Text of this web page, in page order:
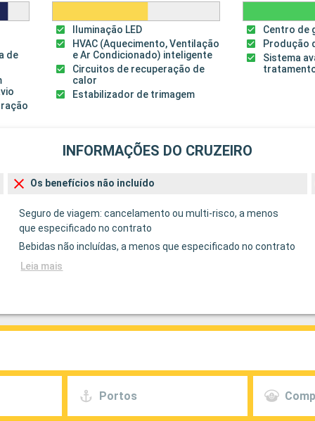
de
Iluminação LED
HVAC (Aquecimento, Ventilação
e Ar Condicionado) inteligente
Circuitos de recuperação de
calor
Estabilizador de trimagem
Centro de
Produção
Sistema
INFORMAÇÕES DO CRUZEIRO
Os benefícios não incluído
Seguro de viagem: cancelamento ou multi-risco, a menos
que especificado no contrato
Bebidas não incluídas, a menos que especificado no contrato
Leia mais
Portos